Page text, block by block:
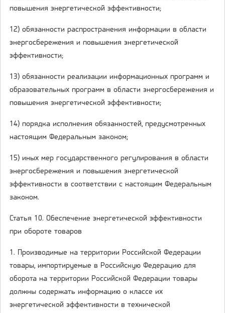
повышения энергетической эффективности;
12) обязанности распространения информации в области
энергосбережения и повышения энергетической
эффективности;
13) обязанности реализации информационных программ и
образовательных программ в области энергосбережения и
повышения энергетической эффективности;
14) порядка исполнения обязанностей, предусмотренных
настоящим Федеральным законом;
15) иных мер государственного регулирования в области
энергосбережения и повышения энергетической
эффективности в соответствии с настоящим Федеральным
законом.
Статья 10. Обеспечение энергетической эффективности
при обороте товаров
1. Производимые на территории Российской Федерации
товары, импортируемые в Российскую Федерацию для
оборота на территории Российской Федерации товары
должны содержать информацию о классе их
энергетической эффективности в технической